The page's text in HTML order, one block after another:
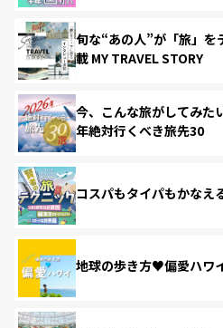
旬な“あの人”が「旅」を
載 MY TRAVEL STORY
今、こんな旅がしてみた
年絶対行くべき旅先30
コスパもタイパもかなえ
地球の歩き方♥偏愛ハワ